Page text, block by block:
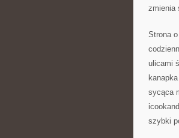
zmienia
Strona
ulicami
sycąca
szybki